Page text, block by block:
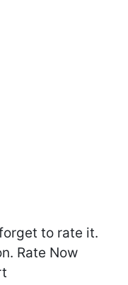
to rate it.
Rate Now